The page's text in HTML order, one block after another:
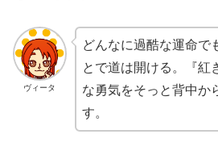
ヴィータ
どんなに過酷な運命で
とで道は開ける。『紅
な勇気をそっと背中か
す。